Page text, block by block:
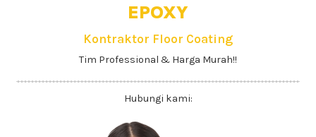
EPOXY
Kontraktor Floor Coating
Tim Professional & Harga Murah!!
Hubungi kami: